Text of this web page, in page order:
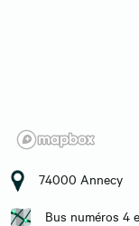
74000 Annecy
Bus numéros 4